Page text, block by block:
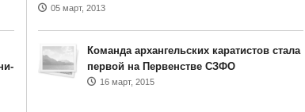
05 март, 2013
Команда архангельских каратистов стала
первой на Первенстве СЗФО
16 март, 2015